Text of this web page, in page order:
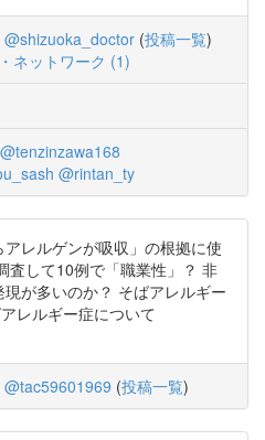
@shizuoka_doctor (投稿一覧)
ネットワーク (1)
@tenzinzawa168
@rintan_ty
レルゲンが吸収」の根拠に使
して10例で「職業性」？ 非
が多いのか？ そばアレルギー
レルギー症について
@tac59601969 (投稿一覧)